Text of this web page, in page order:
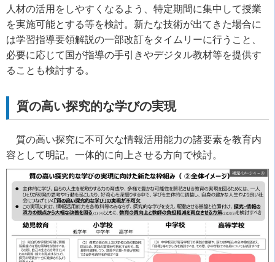
人材の活用をしやすくなるよう、特定期間に集中して授業
を実施可能とする等を検討。新たな技術が出てきた場合に
は学習指導要領解説の一部改訂をタイムリーに行うこと、
必要に応じて国が指導の手引きやデジタル教材等を提供す
ることも検討する。
質の高い探究的な学びの実現
質の高い探究に不可欠な情報活用能力の諸要素を教育内
容として明記。一体的に向上させる方向で検討。